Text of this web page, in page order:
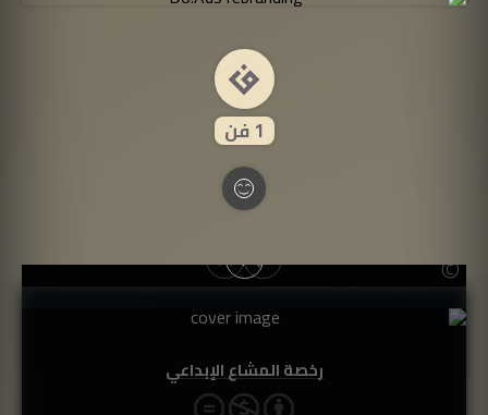
1فن
رخصة المشاع الإبداعي